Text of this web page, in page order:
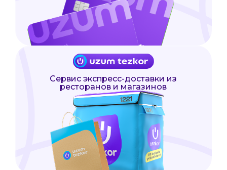
Сервис экспресс-доставки из
ресторанов и магазинов